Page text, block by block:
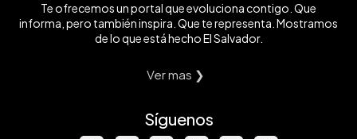
Te ofrecemos un portal que evoluciona contigo. Que
informa, pero también inspira. Que te representa. Mostramos
de lo que está hecho El Salvador.
Ver mas ❯
Síguenos